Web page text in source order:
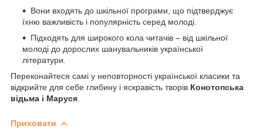
Вони входять до шкільної програми, що підтверджує
їхню важливість і популярність серед молоді.
Підходять для широкого кола читачів – від шкільної
молоді до дорослих шанувальників української
літератури.
Переконайтеся самі у неповторності української класики та
відкрийте для себе глибину і яскравість творів Конотопська
відьма і Маруся
Приховати